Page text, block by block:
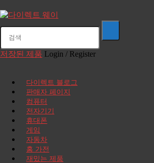
저장된 제품 Login / Register
다이렉트 블로그
판매자 페이지
컴퓨터
전자기기
휴대폰
게임
자동차
홈 가전
재밌는 제품